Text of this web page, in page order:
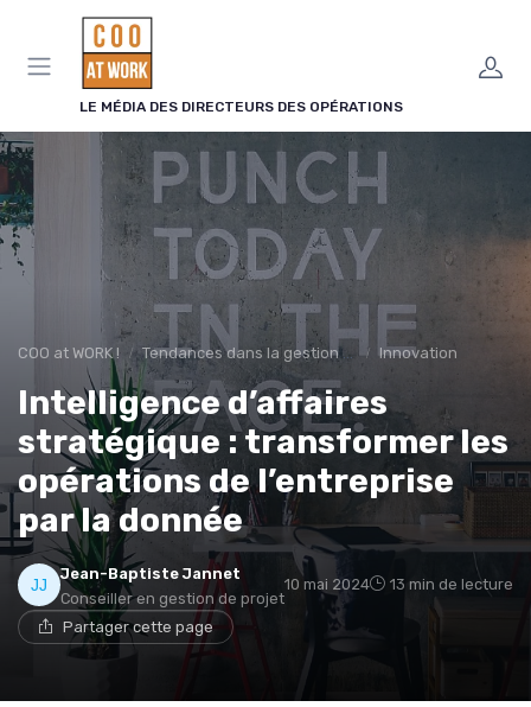
LE MÉDIA DES DIRECTEURS DES OPÉRATIONS
COO at WORK ! Tendances dans la gestion des opérations Innovation
Intelligence d’affaires
stratégique : transformer les
opérations de l’entreprise
par la donnée
Jean-Baptiste Jannet
Conseiller en gestion de projet
10 mai 2024 13 min de lecture
Partager cette page
Panneau de gestion des cookies